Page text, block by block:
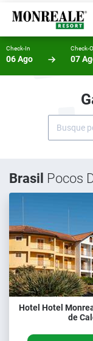
Check-In
06 Ago
Check-
07
Brasil Pocos
Hotel Hotel
de